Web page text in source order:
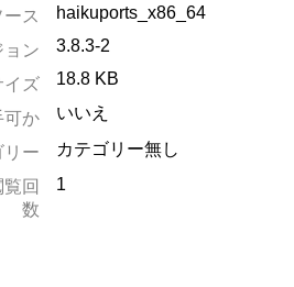
ス
haikuports_x86_64
ョン
3.8.3-2
イズ 18.8 KB
可か いいえ
リー
カテゴリー無し
回
数
1